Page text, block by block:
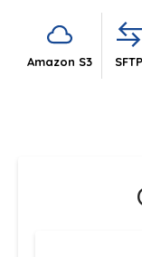
Amazon S3 SFTP